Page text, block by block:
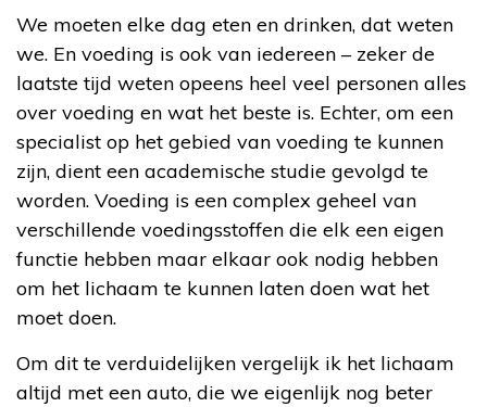
We moeten elke dag eten en drinken, dat weten
we. En voeding is ook van iedereen – zeker de
laatste tijd weten opeens heel veel personen alles
over voeding en wat het beste is. Echter, om een
specialist op het gebied van voeding te kunnen
zijn, dient een academische studie gevolgd te
worden. Voeding is een complex geheel van
verschillende voedingsstoffen die elk een eigen
functie hebben maar elkaar ook nodig hebben
om het lichaam te kunnen laten doen wat het
moet doen.
Om dit te verduidelijken vergelijk ik het lichaam
altijd met een auto, die we eigenlijk nog beter